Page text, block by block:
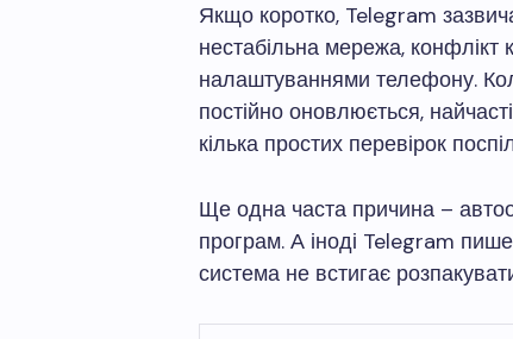
Якщо коротко, Telegram
нестабільна мережа,
налаштуваннями телефону.
постійно оновлюється,
кілька простих перевірок
Ще одна часта причина –
програм. А іноді Telegram
система не встигає